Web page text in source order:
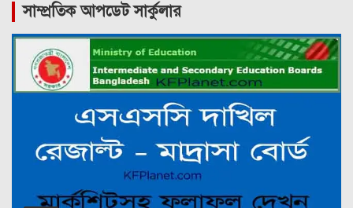
সাম্প্রতিক আপডেট সার্কুলার